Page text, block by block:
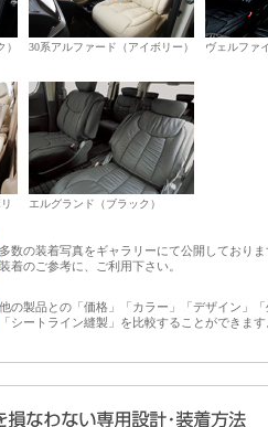
30系アルファード（アイボリー） ヴェルファ
エルグランド（ブラック）
多数の装着写真をギャラリーにて公開しており
装着のご参考に、ご利用下さい。
他の製品との「価格」「カラー」「デザイン」
「シートライン縫製」を比較することができます